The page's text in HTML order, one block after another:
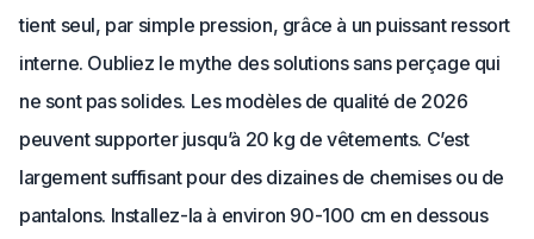
tient seul, par simple pression, grâce à un puissant ressort
interne. Oubliez le mythe des solutions sans perçage qui
ne sont pas solides. Les modèles de qualité de 2026
peuvent supporter jusqu’à 20 kg de vêtements. C’est
largement suffisant pour des dizaines de chemises ou de
pantalons. Installez-la à environ 90-100 cm en dessous